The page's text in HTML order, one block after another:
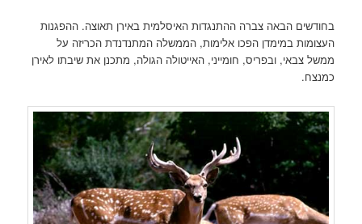
בחודשים הבאה צברה ההתנגדות האיסלמית באירן תאוצה. ההפגנות
העצומות במימדן הפכו אלימות, הממשלה המתנדנדת הכריזה על
ממשל צבאי, ובפריס, חומייני, האייטולה הגולה, מתכנן את שיבתו לאירן
כמנצח.